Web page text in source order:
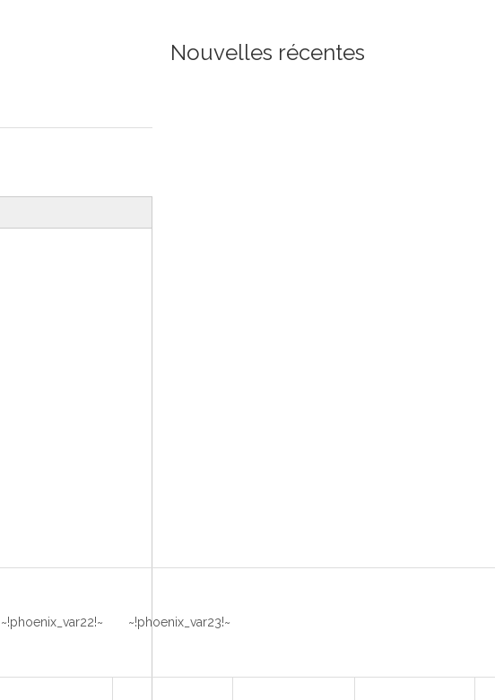
~!phoenix_var22!~ ~!phoenix_var23!~
Nouvelles récentes